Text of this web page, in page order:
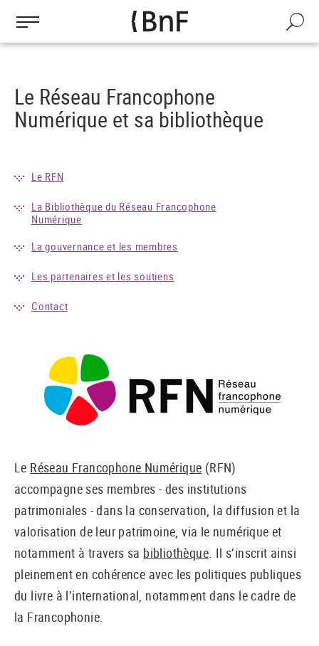
contenu
Recherche
Le Réseau Francophone
Numérique et sa bibliothèque
Le RFN
La Bibliothèque du Réseau Francophone
Numérique
La gouvernance et les membres
Les partenaires et les soutiens
Contact
Le Réseau Francophone Numérique (RFN)
accompagne ses membres - des institutions
patrimoniales - dans la conservation, la diffusion et la
valorisation de leur patrimoine, via le numérique et
notamment à travers sa bibliothèque. Il s’inscrit ainsi
pleinement en cohérence avec les politiques publiques
du livre à l’international, notamment dans le cadre de
la Francophonie.